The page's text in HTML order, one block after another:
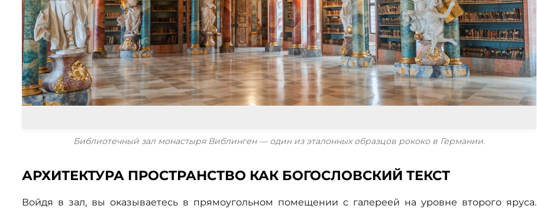
Библиотечный зал монастыря Виблинген — один из эталонных образцов рококо в Германии.
АРХИТЕКТУРА ПРОСТРАНСТВО КАК БОГОСЛОВСКИЙ ТЕКСТ
Войдя в зал, вы оказываетесь в прямоугольном помещении с галереей на уровне второго яруса.